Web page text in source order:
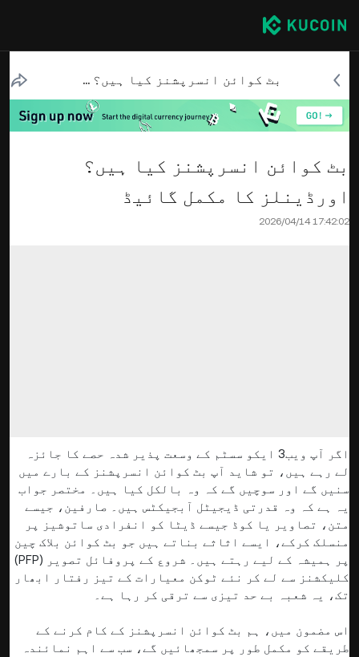
بٹ کوائن انسرپشنز کیا ہیں؟ اورڈینلز کا مکمل گائیڈ
بٹ کوائن انسرپشنز کیا ہیں؟
اورڈینلز کا مکمل گائیڈ
2026/04/14 17:42:02
اگر آپ ویب3 ایکو سسٹم کے وسعت پذیر شدہ حصے کا جائزہ
لے رہے ہیں، تو شاید آپ بٹ کوائن انسرپشنز کے بارے میں
سنیں گے اور سوچیں گے کہ وہ بالکل کیا ہیں۔ مختصر جواب
یہ ہے کہ وہ قدرتی ڈیجیٹل آبجیکٹس ہیں۔ صارفین، جیسے
متن، تصاویر یا کوڈ جیسے ڈیٹا کو انفرادی ساتوشیز پر
منسلک کرکے، ایسے اثاثے بناتے ہیں جو بٹ کوائن بلاک چین
پر ہمیشہ کے لیے رہتے ہیں۔ شروع کے پروفائل تصویر (PFP)
کلیکشنز سے لے کر نئے ٹوکن معیارات کے تیز رفتار ابھار
تک، یہ شعبہ بے حد تیزی سے ترقی کر رہا ہے۔
اس مضمون میں، ہم بٹ کوائن انسرپشنز کے کام کرنے کے
طریقے کو مکمل طور پر سمجھائیں گے، سب سے اہم نمائندہ